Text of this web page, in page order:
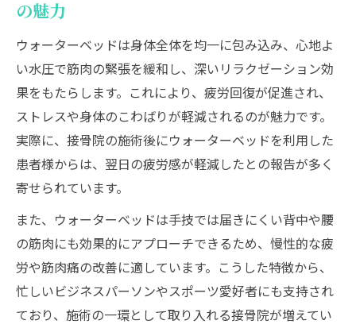
の魅力
ウォーターベッドは身体全体を均一に包み込み、心地よ
い水圧で筋肉の緊張を緩和し、深いリラクゼーション効
果をもたらします。これにより、疲労回復が促進され、
ストレスや身体のこわばりが軽減されるのが魅力です。
実際に、接骨院の施術後にウォーターベッドを利用した
患者様からは、翌日の疲労感が軽減したとの報告が多く
寄せられています。
また、ウォーターベッドは手技では届きにくい背中や腰
の筋肉にも効果的にアプローチできるため、慢性的な疲
労や筋肉痛の改善に適しています。こうした特徴から、
忙しいビジネスパーソンやスポーツ愛好者にも支持され
ており、施術の一環として取り入れる接骨院が増えてい